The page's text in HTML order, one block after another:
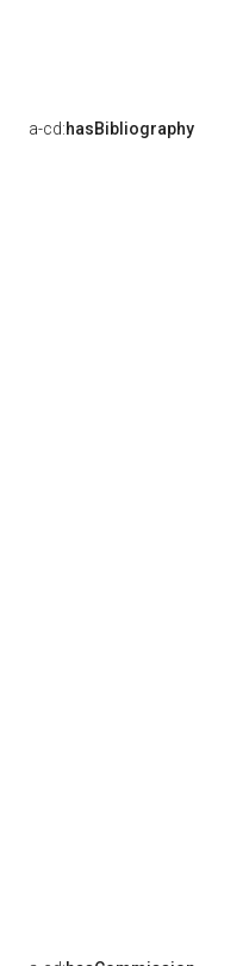
a-cd:hasBibliography